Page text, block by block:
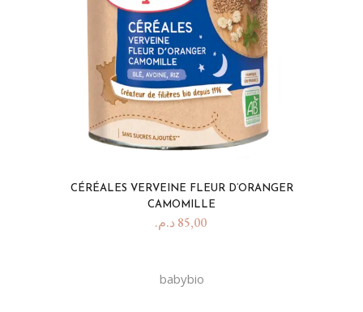
CÉRÉALES VERVEINE FLEUR D’ORANGER
CAMOMILLE
85,00 د.م.
babybio